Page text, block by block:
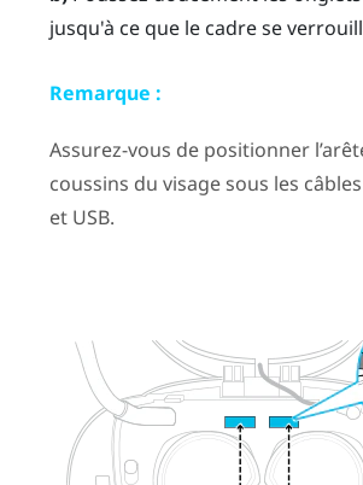
jusqu'à ce que le cadre se
Remarque :
Assurez-vous de positionner
coussins du visage sous les
et USB.